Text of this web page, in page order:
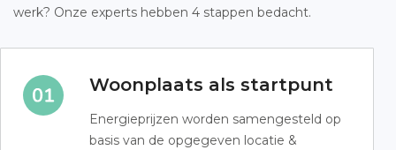
werk? Onze experts hebben 4 stappen bedacht.
Woonplaats als startpunt
Energieprijzen worden samengesteld op
basis van de opgegeven locatie &